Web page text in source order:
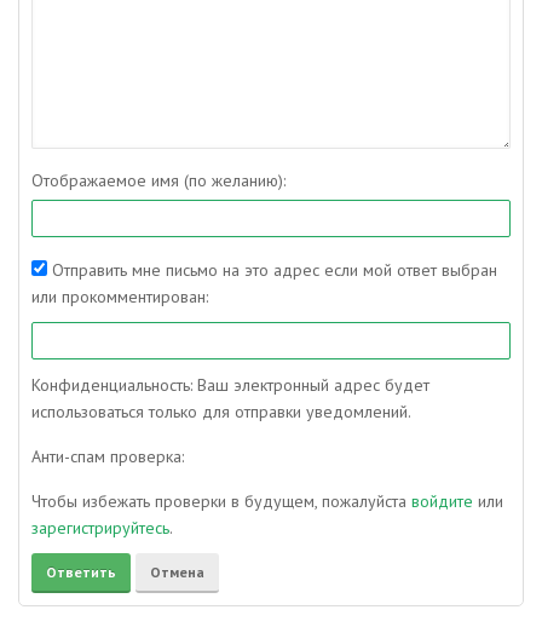
Отображаемое имя (по желанию):
Отправить мне письмо на это адрес если мой ответ выбран
или прокомментирован:
Конфиденциальность: Ваш электронный адрес будет
использоваться только для отправки уведомлений.
Анти-спам проверка:
Чтобы избежать проверки в будущем, пожалуйста войдите или
зарегистрируйтесь.